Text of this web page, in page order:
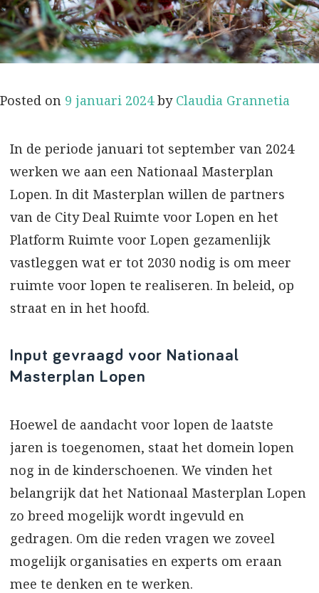
Posted on 9 januari 2024by Claudia Grannetia
In de periode januari tot september van 2024
werken we aan een Nationaal Masterplan
Lopen. In dit Masterplan willen de partners
van de City Deal Ruimte voor Lopen en het
Platform Ruimte voor Lopen gezamenlijk
vastleggen wat er tot 2030 nodig is om meer
ruimte voor lopen te realiseren. In beleid, op
straat en in het hoofd.
Input gevraagd voor Nationaal
Masterplan Lopen
Hoewel de aandacht voor lopen de laatste
jaren is toegenomen, staat het domein lopen
nog in de kinderschoenen. We vinden het
belangrijk dat het Nationaal Masterplan Lopen
zo breed mogelijk wordt ingevuld en
gedragen. Om die reden vragen we zoveel
mogelijk organisaties en experts om eraan
mee te denken en te werken.